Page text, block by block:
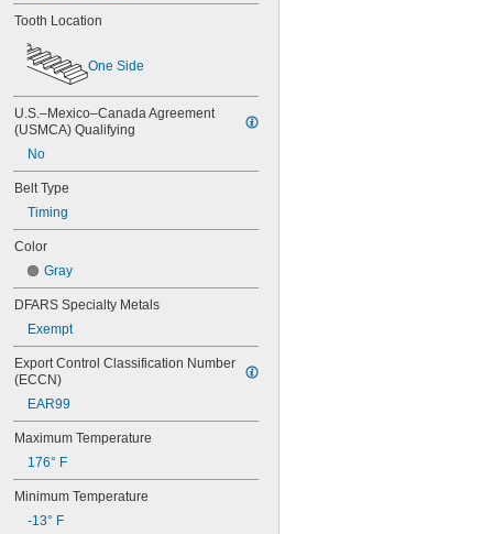
68MXL025
70MXL012
70XL025
70XL031
70XL037
72MXL012
72MXL025
76MXL012
76MXL025
76XL025
76XL031
76XL037
80MXL012
80MXL025
80XL025
80XL031
80XL037
82MXL012
82MXL025
84MXL012
84MXL025
86L050
86L075
86L100
88MXL012
88MXL025
90MXL012
Tooth Location
One Side
U.S.–Mexico–Canada Agreement
(USMCA) Qualifying
No
Belt Type
Timing
Color
Gray
DFARS Specialty Metals
Exempt
Export Control Classification Number
(ECCN)
EAR99
Maximum Temperature
176° F
Minimum Temperature
-13° F